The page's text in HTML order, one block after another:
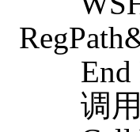
End
调用